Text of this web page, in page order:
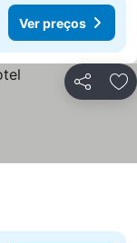
Ver preços
Partilhar